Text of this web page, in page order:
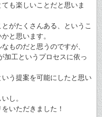
も楽しいことだと思いま
がたくさんある、というこ
と思います。
ものだと思うのですが、
加工というプロセスに依っ
う提案を可能にしたと思い
し。
いただきました！